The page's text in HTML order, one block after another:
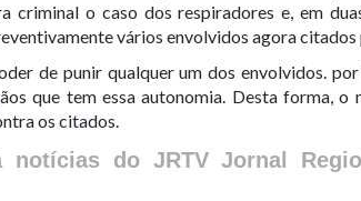
criminal o caso dos respiradores e, em
vários envolvidos agora citados
de punir qualquer um dos envolvidos.
que tem essa autonomia. Desta forma, o
os citados.
notícias do JRTV Jornal